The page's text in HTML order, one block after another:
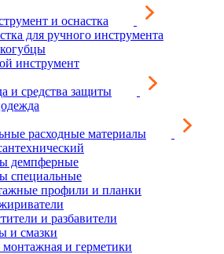
и оснастка
для ручного инструмента
инструмент
и средства защиты
расходные материалы
демпферные
специальные
профили и планки
и разбавители
и смазки
и герметики